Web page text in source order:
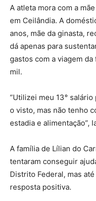
A atleta mora com a
em Ceilândia. A
anos, mãe da ginasta,
dá apenas para
gastos com a viagem
mil.
“Utilizei meu 13°
o visto, mas não tenho
estadia e alimentação”,
A família de Lílian do
tentaram conseguir
Distrito Federal, mas
resposta positiva.